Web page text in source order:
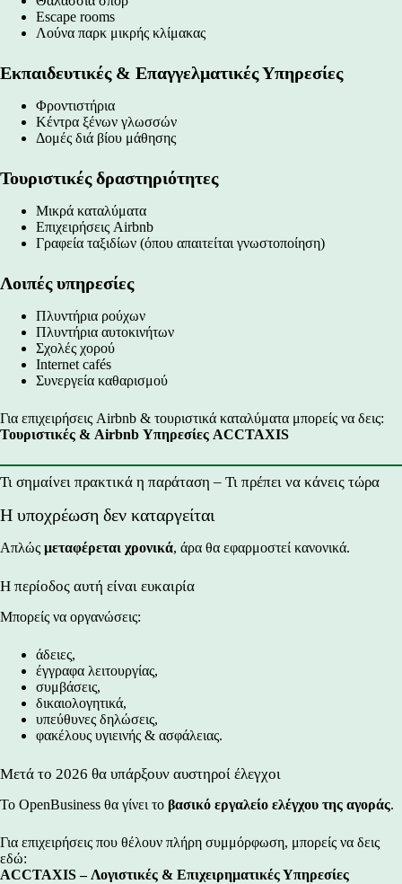
Escape rooms
Λούνα παρκ μικρής κλίμακας
Εκπαιδευτικές & Επαγγελματικές Υπηρεσίες
Φροντιστήρια
Κέντρα ξένων γλωσσών
Δομές διά βίου μάθησης
Τουριστικές δραστηριότητες
Μικρά καταλύματα
Επιχειρήσεις Airbnb
Γραφεία ταξιδίων (όπου απαιτείται γνωστοποίηση)
Λοιπές υπηρεσίες
Πλυντήρια ρούχων
Πλυντήρια αυτοκινήτων
Σχολές χορού
Internet cafés
Συνεργεία καθαρισμού
Για επιχειρήσεις Airbnb & τουριστικά καταλύματα μπορείς να δεις:
Τουριστικές & Airbnb Υπηρεσίες ACCTAXIS
Τι σημαίνει πρακτικά η παράταση – Τι πρέπει να κάνεις τώρα
Η υποχρέωση δεν καταργείται
Απλώς μεταφέρεται χρονικά, άρα θα εφαρμοστεί κανονικά.
Η περίοδος αυτή είναι ευκαιρία
Μπορείς να οργανώσεις:
άδειες,
έγγραφα λειτουργίας,
συμβάσεις,
δικαιολογητικά,
υπεύθυνες δηλώσεις,
φακέλους υγιεινής & ασφάλειας.
Μετά το 2026 θα υπάρξουν αυστηροί έλεγχοι
Το OpenBusiness θα γίνει το βασικό εργαλείο ελέγχου της αγοράς.
Για επιχειρήσεις που θέλουν πλήρη συμμόρφωση, μπορείς να δεις
εδώ:
ACCTAXIS – Λογιστικές & Επιχειρηματικές Υπηρεσίες